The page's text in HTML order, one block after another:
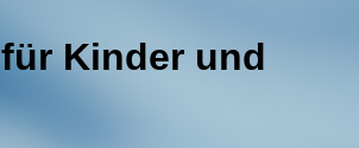
Kinder und